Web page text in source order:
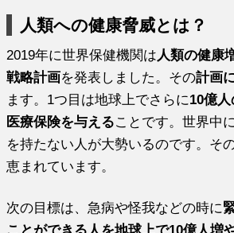
人類への健康脅威とは？
2019年に世界保健機関は 人類の健康
戦略計画を発表しました。その計画
ます。1つ目は地球上でさらに10億
医療保険を与えることです。世界中
を持たない人が大勢いるのです。そ
恵まれています。
次の目標は、急病や怪我などの時に
ことができる人を地球上で10億人増